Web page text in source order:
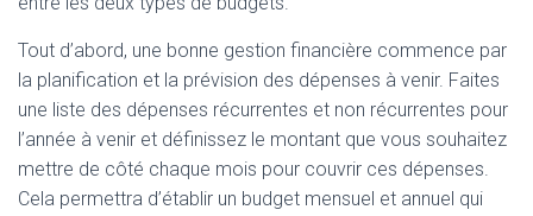
Tout d’abord, une bonne gestion financière commence par
la planification et la prévision des dépenses à venir. Faites
une liste des dépenses récurrentes et non récurrentes pour
l’année à venir et définissez le montant que vous souhaitez
mettre de côté chaque mois pour couvrir ces dépenses.
Cela permettra d’établir un budget mensuel et annuel qui